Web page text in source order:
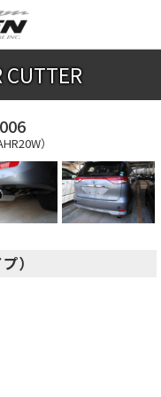
CUTTER
）
）